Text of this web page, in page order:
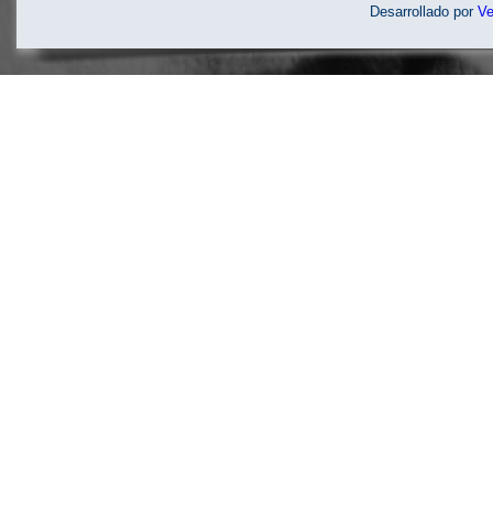
Desarrollado por